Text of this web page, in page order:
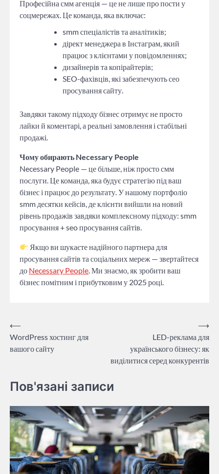
Професійна смм агенція — це не лише про пости у
соцмережах. Це команда, яка включає:
smm спеціалістів та аналітиків;
дірект менеджера в Інстаграм, який
працює з клієнтами у повідомленнях;
дизайнерів та копірайтерів;
SEO-фахівців, які забезпечують сео
просування сайту.
Завдяки такому підходу бізнес отримує не просто
лайки й коментарі, а реальні замовлення і стабільні
продажі.
Чому обирають Necessary People
Necessary People — це більше, ніж просто смм
послуги. Це команда, яка будує стратегію під ваш
бізнес і працює до результату. У нашому портфоліо
smm десятки кейсів, де клієнти вийшли на новий
рівень продажів завдяки комплексному підходу: smm
просування + seo просування сайтів.
Якщо ви шукаєте надійного партнера для
просування сайтів та соціальних мереж — звертайтеся
до Necessary People. Ми знаємо, як зробити ваш
бізнес помітним і прибутковим у 2025 році.
Навігація
записів
⟵
WordPress хостинг для
вашого сайту
LED-реклама для
українського бізнесу: як
виділитися серед конкурентів
⟶
Пов'язані записи